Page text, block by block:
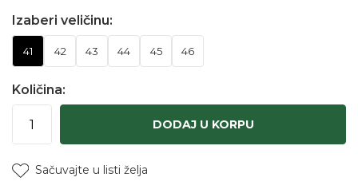
Izaberi veličinu:
41 42 43 44 45 46
Količina:
DODAJ U KORPU
Sačuvajte u listi želja